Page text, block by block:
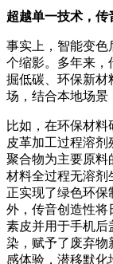
超越单一技术，
事实上，智能变色
个缩影。多年来，
掘低碳、环保新材
场，结合本地场景
比如，在环保材
皮革加工过程溶
聚合物为主要原料
材料全过程无溶剂
正实现了绿色环
外，传音创造性将
素皮并用于手机后
染，赋予了废弃物
感体验，潜移默化